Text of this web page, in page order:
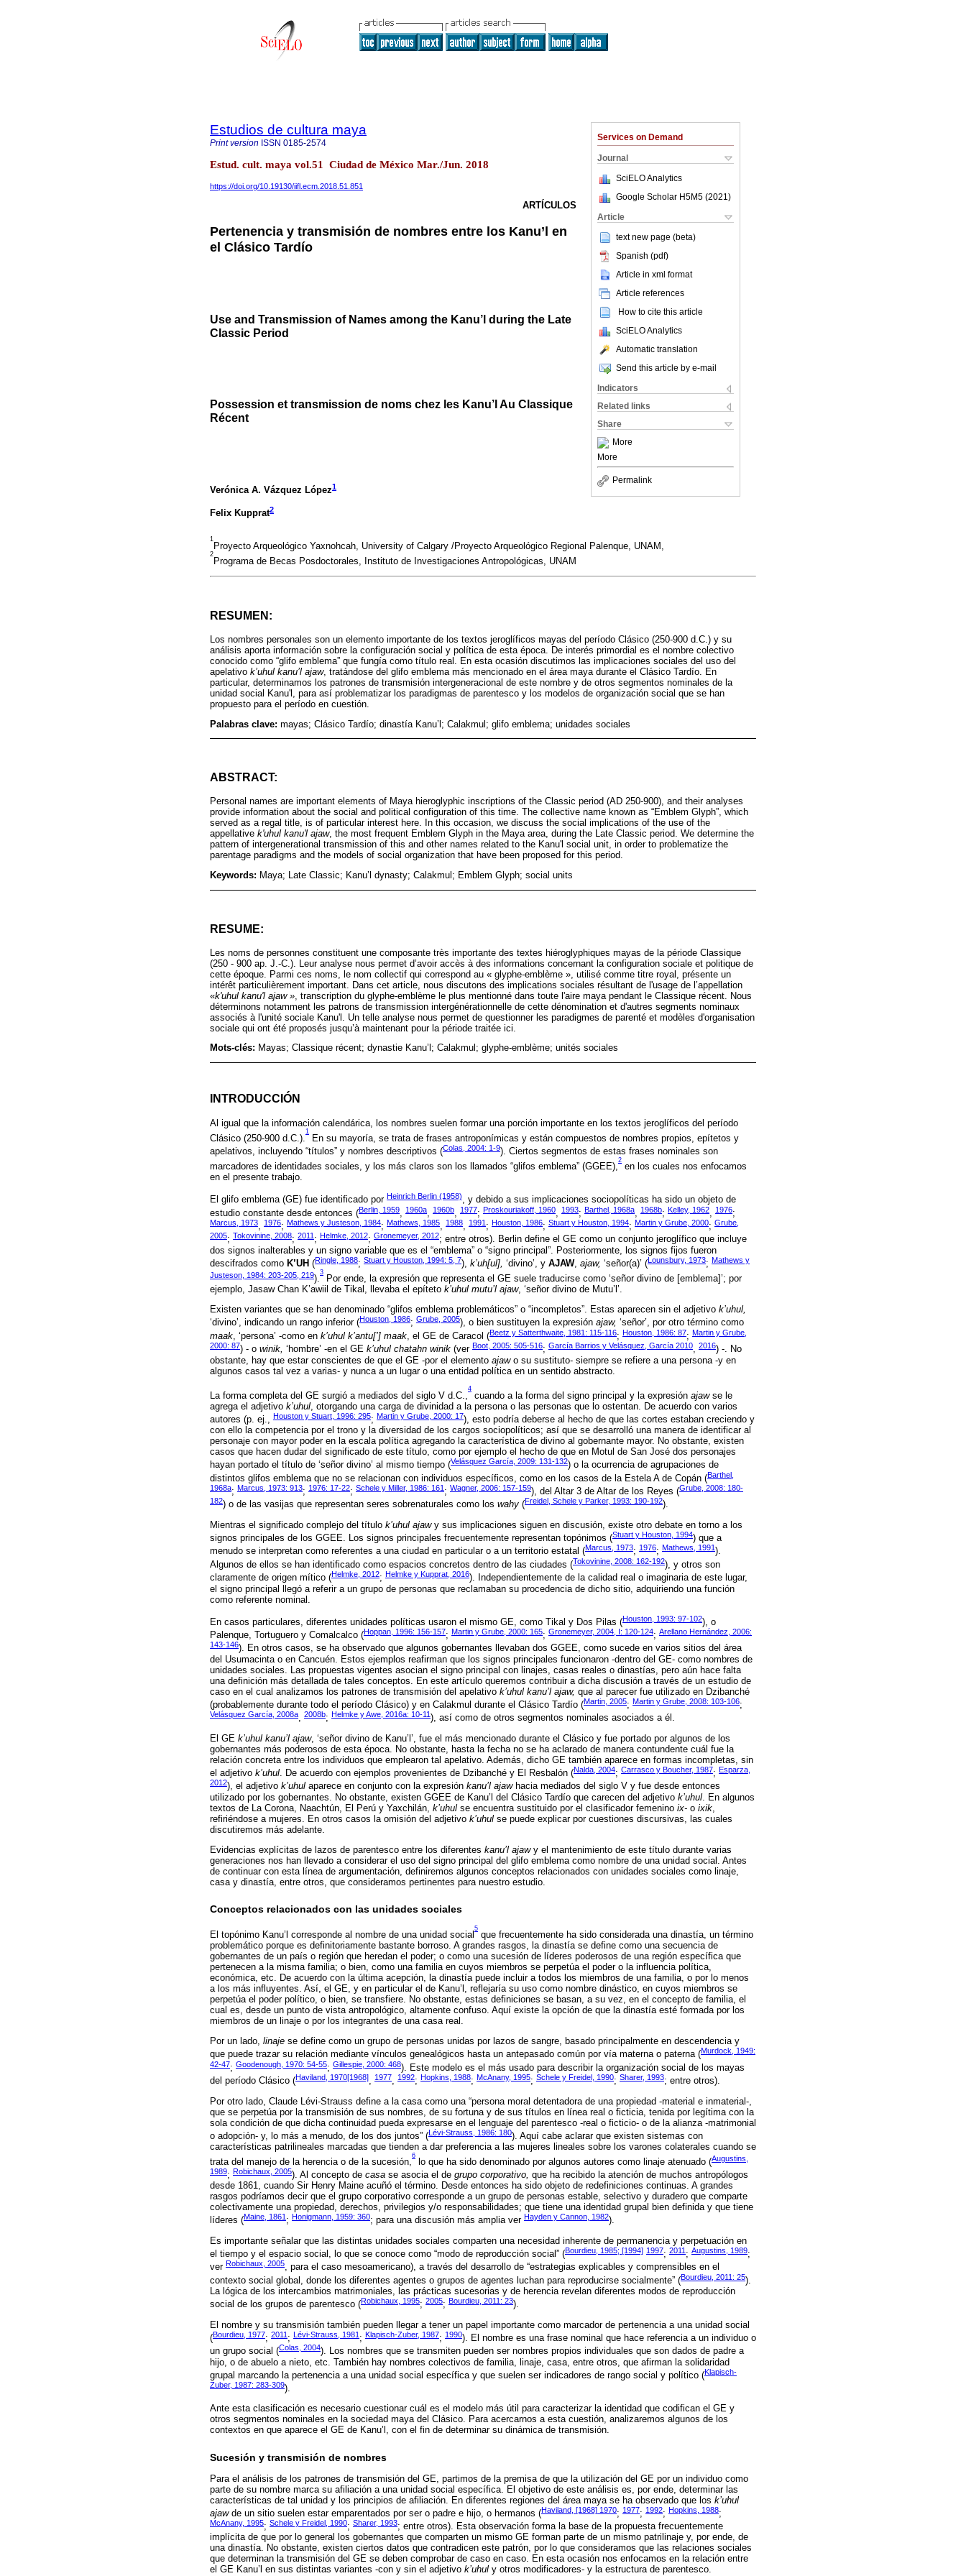
Services on Demand
Journal
SciELO Analytics
Google Scholar H5M5 (2021 )
Article
text new page (beta)
Spanish (pdf)
Article in xml format
Article references
How to cite this article
SciELO Analytics
Automatic translation
Send this article by e-mail
Indicators
Related links
Share
More
More
Permalink
Estudios de cultura maya
Print version ISSN 0185-2574
Estud. cult. maya vol.51 Ciudad de México Mar./Jun. 2018
https://doi.org/10.19130/iifl.ecm.2018.51.851
ARTÍCULOS
Pertenencia y transmisión de nombres entre los Kanu’l en
el Clásico Tardío
Use and Transmission of Names among the Kanu’l during the Late
Classic Period
Possession et transmission de noms chez les Kanu’l Au Classique
Récent
Verónica A. Vázquez López1
Felix Kupprat2
1
Proyecto Arqueológico Yaxnohcah, University of Calgary /Proyecto Arqueológico Regional Palenque, UNAM,
2
Programa de Becas Posdoctorales, Instituto de Investigaciones Antropológicas, UNAM
RESUMEN:
Los nombres personales son un elemento importante de los textos jeroglíficos mayas del período Clásico (250-900 d.C.) y su
análisis aporta información sobre la configuración social y política de esta época. De interés primordial es el nombre colectivo
conocido como “glifo emblema” que fungía como título real. En esta ocasión discutimos las implicaciones sociales del uso del
apelativo k’uhul kanu’l ajaw, tratándose del glifo emblema más mencionado en el área maya durante el Clásico Tardío. En
particular, determinamos los patrones de transmisión intergeneracional de este nombre y de otros segmentos nominales de la
unidad social Kanu'l, para así problematizar los paradigmas de parentesco y los modelos de organización social que se han
propuesto para el período en cuestión.
Palabras clave: mayas; Clásico Tardío; dinastía Kanu’l; Calakmul; glifo emblema; unidades sociales
ABSTRACT:
Personal names are important elements of Maya hieroglyphic inscriptions of the Classic period (AD 250-900), and their analyses
provide information about the social and political configuration of this time. The collective name known as “Emblem Glyph”, which
served as a regal title, is of particular interest here. In this occasion, we discuss the social implications of the use of the
appellative k'uhul kanu'l ajaw, the most frequent Emblem Glyph in the Maya area, during the Late Classic period. We determine the
pattern of intergenerational transmission of this and other names related to the Kanu'l social unit, in order to problematize the
parentage paradigms and the models of social organization that have been proposed for this period.
Keywords: Maya; Late Classic; Kanu’l dynasty; Calakmul; Emblem Glyph; social units
RESUME:
Les noms de personnes constituent une composante très importante des textes hiéroglyphiques mayas de la période Classique
(250 - 900 ap. J.-C.). Leur analyse nous permet d’avoir accès à des informations concernant la configuration sociale et politique de
cette époque. Parmi ces noms, le nom collectif qui correspond au « glyphe-emblème », utilisé comme titre royal, présente un
intérêt particulièrement important. Dans cet article, nous discutons des implications sociales résultant de l'usage de l’appellation
«k'uhul kanu'l ajaw » , transcription du glyphe-emblème le plus mentionné dans toute l'aire maya pendant le Classique récent. Nous
déterminons notamment les patrons de transmission intergénérationnelle de cette dénomination et d'autres segments nominaux
associés à l'unité sociale Kanu'l. Un telle analyse nous permet de questionner les paradigmes de parenté et modèles d'organisation
sociale qui ont été proposés jusqu’à maintenant pour la période traitée ici.
Mots-clés: Mayas; Classique récent; dynastie Kanu’l; Calakmul; glyphe-emblème; unités sociales
INTRODUCCIÓN
Al igual que la información calendárica, los nombres suelen formar una porción importante en los textos jeroglíficos del período
Clásico (250-900 d.C.).
1
En su mayoría, se trata de frases antroponímicas y están compuestos de nombres propios, epítetos y
apelativos, incluyendo “títulos” y nombres descriptivos (Colas, 2004: 1-9). Ciertos segmentos de estas frases nominales son
marcadores de identidades sociales, y los más claros son los llamados “glifos emblema” (GGEE),
2
en los cuales nos enfocamos
en el presente trabajo.
El glifo emblema (GE) fue identificado por Heinrich Berlin (1958), y debido a sus implicaciones sociopolíticas ha sido un objeto de
estudio constante desde entonces (Berlin, 1959 1960a 1960b 1977; Proskouriakoff, 1960 1993; Barthel, 1968a 1968b; Kelley, 1962 1976;
Marcus, 1973, 1976; Mathews y Justeson, 1984; Mathews, 1985, 1988, 1991 ; Houston, 1986; Stuart y Houston, 1994; Martin y Grube, 2000; Grube,
2005; Tokovinine, 2008; 2011 ; Helmke, 2012; Gronemeyer, 2012; entre otros). Berlin define el GE como un conjunto jeroglífico que incluye
dos signos inalterables y un signo variable que es el “emblema” o “signo principal”. Posteriormente, los signos fijos fueron
descifrados como K’UH (Ringle, 1988; Stuart y Houston, 1994: 5, 7), k’uh[ul], ‘divino’, y AJAW, ajaw, ‘señor(a)’ (Lounsbury, 1973; Mathews y
Justeson, 1984: 203-205, 219).
3
Por ende, la expresión que representa el GE suele traducirse como ‘señor divino de [emblema]’; por
ejemplo, Jasaw Chan K’awiil de Tikal, llevaba el epíteto k’uhul mutu’l ajaw, ‘señor divino de Mutu’l’.
Existen variantes que se han denominado “glifos emblema problemáticos” o “incompletos”. Estas aparecen sin el adjetivo k’uhul,
‘divino’, indicando un rango inferior (Houston, 1986; Grube, 2005), o bien sustituyen la expresión ajaw, ‘señor’, por otro término como
maak, ‘persona’ -como en k’uhul k’antu[’] maak, el GE de Caracol (Beetz y Satterthwaite, 1981: 115-116; Houston, 1986: 87; Martin y Grube,
2000: 87) - o winik, ‘hombre’ -en el GE k’uhul chatahn winik (ver Boot, 2005: 505-516; García Barrios y Velásquez, García 2010, 2016) -. No
obstante, hay que estar conscientes de que el GE -por el elemento ajawo su sustituto- siempre se refiere a una persona -y en
algunos casos tal vez a varias- y nunca a un lugar o una entidad política en un sentido abstracto.
La forma completa del GE surgió a mediados del siglo V d.C.,
4
cuando a la forma del signo principal y la expresión ajawse le
agrega el adjetivo k’uhul , otorgando una carga de divinidad a la persona o las personas que lo ostentan. De acuerdo con varios
autores (p. ej., Houston y Stuart, 1996: 295; Martin y Grube, 2000: 17), esto podría deberse al hecho de que las cortes estaban creciendo y
con ello la competencia por el trono y la diversidad de los cargos sociopolíticos; así que se desarrolló una manera de identificar al
personaje con mayor poder en la escala política agregando la característica de divino al gobernante mayor. No obstante, existen
casos que hacen dudar del significado de este título, como por ejemplo el hecho de que en Motul de San José dos personajes
hayan portado el título de ‘señor divino’ al mismo tiempo (Velásquez García, 2009: 131-132) o la ocurrencia de agrupaciones de
distintos glifos emblema que no se relacionan con individuos específicos, como en los casos de la Estela A de Copán (Barthel,
1968a; Marcus, 1973: 913; 1976: 17-22; Schele y Miller, 1986: 161 ; Wagner, 2006: 157-159), del Altar 3 de Altar de los Reyes (Grube, 2008: 180-
182) o de las vasijas que representan seres sobrenaturales como los wahy (Freidel, Schele y Parker, 1993: 190-192).
Mientras el significado complejo del título k’uhul ajawy sus implicaciones siguen en discusión, existe otro debate en torno a los
signos principales de los GGEE. Los signos principales frecuentemente representan topónimos (Stuart y Houston, 1994) que a
menudo se interpretan como referentes a una ciudad en particular o a un territorio estatal (Marcus, 1973; 1976; Mathews, 1991 ).
Algunos de ellos se han identificado como espacios concretos dentro de las ciudades (Tokovinine, 2008: 162-192), y otros son
claramente de origen mítico (Helmke, 2012; Helmke y Kupprat, 2016). Independientemente de la calidad real o imaginaria de este lugar,
el signo principal llegó a referir a un grupo de personas que reclamaban su procedencia de dicho sitio, adquiriendo una función
como referente nominal.
En casos particulares, diferentes unidades políticas usaron el mismo GE, como Tikal y Dos Pilas (Houston, 1993: 97-102), o
Palenque, Tortuguero y Comalcalco (Hoppan, 1996: 156-157; Martin y Grube, 2000: 165; Gronemeyer, 2004, I: 120-124; Arellano Hernández, 2006:
143-146). En otros casos, se ha observado que algunos gobernantes llevaban dos GGEE, como sucede en varios sitios del área
del Usumacinta o en Cancuén. Estos ejemplos reafirman que los signos principales funcionaron -dentro del GE- como nombres de
unidades sociales. Las propuestas vigentes asocian el signo principal con linajes, casas reales o dinastías, pero aún hace falta
una definición más detallada de tales conceptos. En este artículo queremos contribuir a dicha discusión a través de un estudio de
caso en el cual analizamos los patrones de transmisión del apelativo k’uhul kanu’l ajaw, que al parecer fue utilizado en Dzibanché
(probablemente durante todo el período Clásico) y en Calakmul durante el Clásico Tardío (Martin, 2005; Martin y Grube, 2008: 103-106;
Velásquez García, 2008a, 2008b; Helmke y Awe, 2016a: 10-11 ), así como de otros segmentos nominales asociados a él.
El GE k’uhul kanu’l ajaw, ‘señor divino de Kanu’l’, fue el más mencionado durante el Clásico y fue portado por algunos de los
gobernantes más poderosos de esta época. No obstante, hasta la fecha no se ha aclarado de manera contundente cuál fue la
relación concreta entre los individuos que emplearon tal apelativo. Además, dicho GE también aparece en formas incompletas, sin
el adjetivo k’uhul. De acuerdo con ejemplos provenientes de Dzibanché y El Resbalón (Nalda, 2004; Carrasco y Boucher, 1987; Esparza,
2012), el adjetivo k’uhul aparece en conjunto con la expresión kanu’l ajawhacia mediados del siglo V y fue desde entonces
utilizado por los gobernantes. No obstante, existen GGEE de Kanu’l del Clásico Tardío que carecen del adjetivo k’uhul . En algunos
textos de La Corona, Naachtún, El Perú y Yaxchilán, k’uhul se encuentra sustituido por el clasificador femenino ix- o ixik
refiriéndose a mujeres. En otros casos la omisión del adjetivo k’uhul se puede explicar por cuestiones discursivas, las cuales
discutiremos más adelante.
Evidencias explícitas de lazos de parentesco entre los diferentes kanu’l ajawy el mantenimiento de este título durante varias
generaciones nos han llevado a considerar el uso del signo principal del glifo emblema como nombre de una unidad social. Antes
de continuar con esta línea de argumentación, definiremos algunos conceptos relacionados con unidades sociales como linaje,
casa y dinastía, entre otros, que consideramos pertinentes para nuestro estudio.
Conceptos relacionados con las unidades sociales
El topónimo Kanu’l corresponde al nombre de una unidad social
5
que frecuentemente ha sido considerada una dinastía, un término
problemático porque es definitoriamente bastante borroso. A grandes rasgos, la dinastía se define como una secuencia de
gobernantes de un país o región que heredan el poder; o como una sucesión de líderes poderosos de una región específica que
pertenecen a la misma familia; o bien, como una familia en cuyos miembros se perpetúa el poder o la influencia política,
económica, etc. De acuerdo con la última acepción, la dinastía puede incluir a todos los miembros de una familia, o por lo menos
a los más influyentes. Así, el GE, y en particular el de Kanu’l, reflejaría su uso como nombre dinástico, en cuyos miembros se
perpetúa el poder político, o bien, se transfiere. No obstante, estas definiciones se basan, a su vez, en el concepto de familia, el
cual es, desde un punto de vista antropológico, altamente confuso. Aquí existe la opción de que la dinastía esté formada por los
miembros de un linaje o por los integrantes de una casa real.
Por un lado, linaje se define como un grupo de personas unidas por lazos de sangre, basado principalmente en descendencia y
que puede trazar su relación mediante vínculos genealógicos hasta un antepasado común por vía materna o paterna (Murdock, 1949:
42-47; Goodenough, 1970: 54-55; Gillespie, 2000: 468). Este modelo es el más usado para describir la organización social de los mayas
del período Clásico (Haviland, 1970[1968], 1977, 1992; Hopkins, 1988; McAnany, 1995; Schele y Freidel, 1990; Sharer, 1993; entre otros).
Por otro lado, Claude Lévi-Strauss define a la casa como una “persona moral detentadora de una propiedad -material e inmaterial-,
que se perpetúa por la transmisión de sus nombres, de su fortuna y de sus títulos en línea real o ficticia, tenida por legítima con la
sola condición de que dicha continuidad pueda expresarse en el lenguaje del parentesco -real o ficticio- o de la alianza -matrimonial
o adopción- y, lo más a menudo, de los dos juntos” (Lévi-Strauss, 1986: 180). Aquí cabe aclarar que existen sistemas con
características patrilineales marcadas que tienden a dar preferencia a las mujeres lineales sobre los varones colaterales cuando se
trata del manejo de la herencia o de la sucesión,
6
lo que ha sido denominado por algunos autores como linaje atenuado (Augustins,
1989; Robichaux, 2005). Al concepto de casa se asocia el de grupo corporativo, que ha recibido la atención de muchos antropólogos
desde 1861, cuando Sir Henry Maine acuñó el término. Desde entonces ha sido objeto de redefiniciones continuas. A grandes
rasgos podríamos decir que el grupo corporativo corresponde a un grupo de personas estable, selectivo y duradero que comparte
colectivamente una propiedad, derechos, privilegios y/o responsabilidades; que tiene una identidad grupal bien definida y que tiene
líderes (Maine, 1861; Honigmann, 1959: 360; para una discusión más amplia ver Hayden y Cannon, 1982).
Es importante señalar que las distintas unidades sociales comparten una necesidad inherente de permanencia y perpetuación en
el tiempo y el espacio social, lo que se conoce como “modo de reproducción social” (Bourdieu, 1985; [1994] 1997; 2011 ; Augustins, 1989;
ver Robichaux, 2005, para el caso mesoamericano), a través del desarrollo de “estrategias explicables y comprensibles en el
contexto social global, donde los diferentes agentes o grupos de agentes luchan para reproducirse socialmente” (Bourdieu, 2011: 25).
La lógica de los intercambios matrimoniales, las prácticas sucesorias y de herencia revelan diferentes modos de reproducción
social de los grupos de parentesco (Robichaux, 1995; 2005; Bourdieu, 2011: 23).
El nombre y su transmisión también pueden llegar a tener un papel importante como marcador de pertenencia a una unidad social
(Bourdieu, 1977; 2011 ; Lévi-Strauss, 1981 ; Klapisch-Zuber, 1987; 1990). El nombre es una frase nominal que hace referencia a un individuo o
un grupo social (Colas, 2004). Los nombres que se transmiten pueden ser nombres propios individuales que son dados de padre a
hijo, o de abuelo a nieto, etc. También hay nombres colectivos de familia, linaje, casa, entre otros, que afirman la solidaridad
grupal marcando la pertenencia a una unidad social específica y que suelen ser indicadores de rango social y político (Klapisch-
Zuber, 1987: 283-309).
Ante esta clasificación es necesario cuestionar cuál es el modelo más útil para caracterizar la identidad que codifican el GE y
otros segmentos nominales en la sociedad maya del Clásico. Para acercarnos a esta cuestión, analizaremos algunos de los
contextos en que aparece el GE de Kanu’l, con el fin de determinar su dinámica de transmisión.
Sucesión y transmisión de nombres
Para el análisis de los patrones de transmisión del GE, partimos de la premisa de que la utilización del GE por un individuo como
parte de su nombre marca su afiliación a una unidad social específica. El objetivo de este análisis es, por ende, determinar las
características de tal unidad y los principios de afiliación. En diferentes regiones del área maya se ha observado que los k’uhul
ajawde un sitio suelen estar emparentados por ser o padre e hijo, o hermanos (Haviland, [1968] 1970; 1977; 1992; Hopkins, 1988;
McAnany, 1995; Schele y Freidel, 1990; Sharer, 1993; entre otros). Esta observación forma la base de la propuesta frecuentemente
implícita de que por lo general los gobernantes que comparten un mismo GE forman parte de un mismo patrilinaje y, por ende, de
una dinastía. No obstante, existen ciertos datos que contradicen este patrón, por lo que consideramos que las relaciones sociales
que determinan la transmisión del GE se deben comprobar de caso en caso. En esta ocasión nos enfocamos en la relación entre
el GE Kanu’l en sus distintas variantes -con y sin el adjetivo k’uhul y otros modificadores- y la estructura de parentesco.